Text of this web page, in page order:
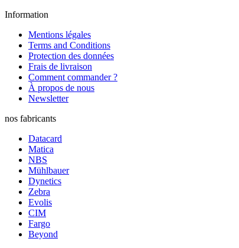
Information
Mentions légales
Terms and Conditions
Protection des données
Frais de livraison
Comment commander ?
À propos de nous
Newsletter
nos fabricants
Datacard
Matica
NBS
Mühlbauer
Dynetics
Zebra
Evolis
CIM
Fargo
Beyond